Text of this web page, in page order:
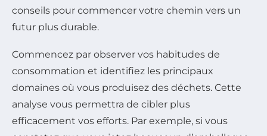
conseils pour commencer votre chemin vers un
futur plus durable.
Commencez par observer vos habitudes de
consommation et identifiez les principaux
domaines où vous produisez des déchets. Cette
analyse vous permettra de cibler plus
efficacement vos efforts. Par exemple, si vous